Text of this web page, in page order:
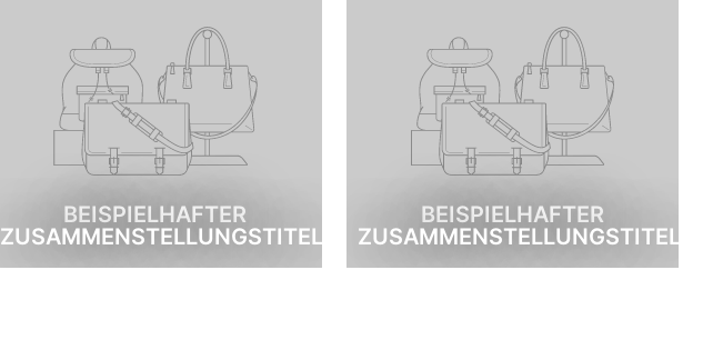
BEISPIELHAFTER
ZUSAMMENSTELLUNGSTITEL
BEISPIELHAFTER
ZUSAMMENSTELLUNGSTITEL